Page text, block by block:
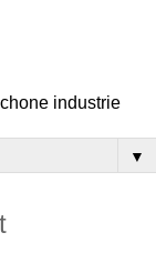
industrie
▼